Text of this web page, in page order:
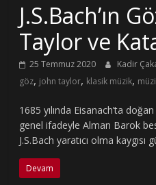
J.S.Bach’ın
Taylor ve
25 Temmuz 2020 Kadir
göz, john taylor, klasik müzik,
1685 yılında Eisanach’ta
genel ifadeyle Alman Barok
J.S.Bach yaratıcı olma kaygısı
Devam